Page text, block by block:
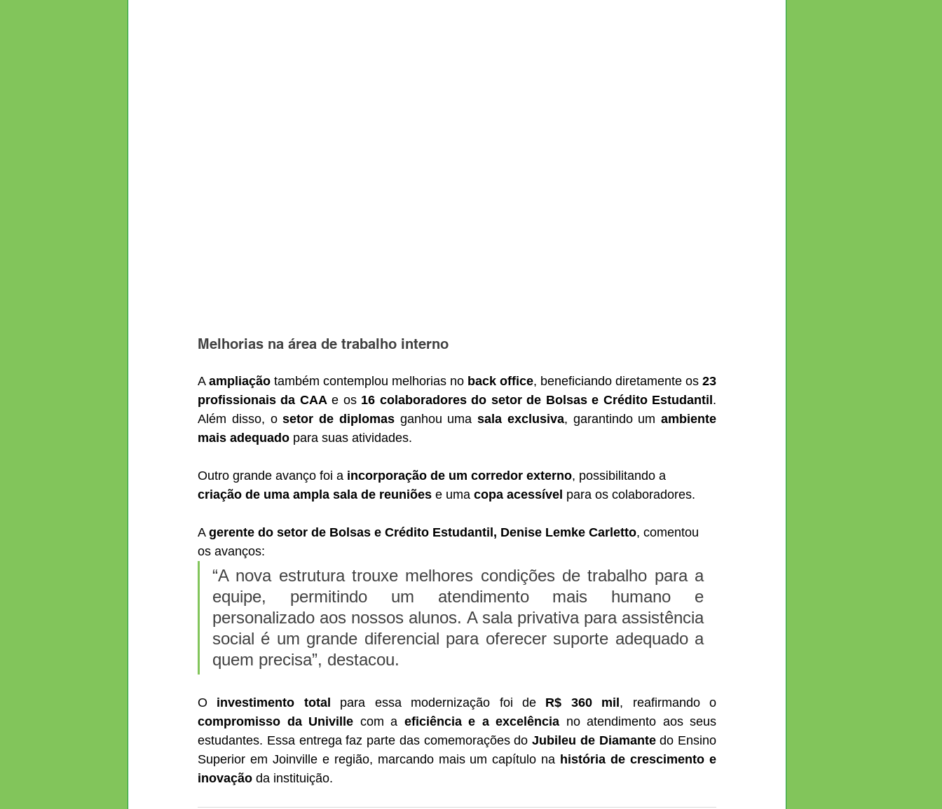
Melhorias na área de trabalho interno
A ampliação também contemplou melhorias no back office, beneficiando diretamente os 23
profissionais da CAA e os 16 colaboradores do setor de Bolsas e Crédito Estudantil .
Além disso, o setor de diplomas ganhou uma sala exclusiva, garantindo um ambiente
mais adequado para suas atividades.
Outro grande avanço foi a incorporação de um corredor externo, possibilitando a
criação de uma ampla sala de reuniões e uma copa acessível para os colaboradores.
A gerente do setor de Bolsas e Crédito Estudantil, Denise Lemke Carletto, comentou
os avanços:
“A nova estrutura trouxe melhores condições de trabalho para a
equipe, permitindo um atendimento mais humano e
personalizado aos nossos alunos. A sala privativa para assistência
social é um grande diferencial para oferecer suporte adequado a
quem precisa”, destacou.
O investimento total para essa modernização foi de R$ 360 mil
compromisso da Univille com a eficiência e a excelência no atendimento aos seus
estudantes. Essa entrega faz parte das comemorações do Jubileu de Diamante do Ensino
Superior em Joinville e região, marcando mais um capítulo na história de crescimento e
inovação da instituição.